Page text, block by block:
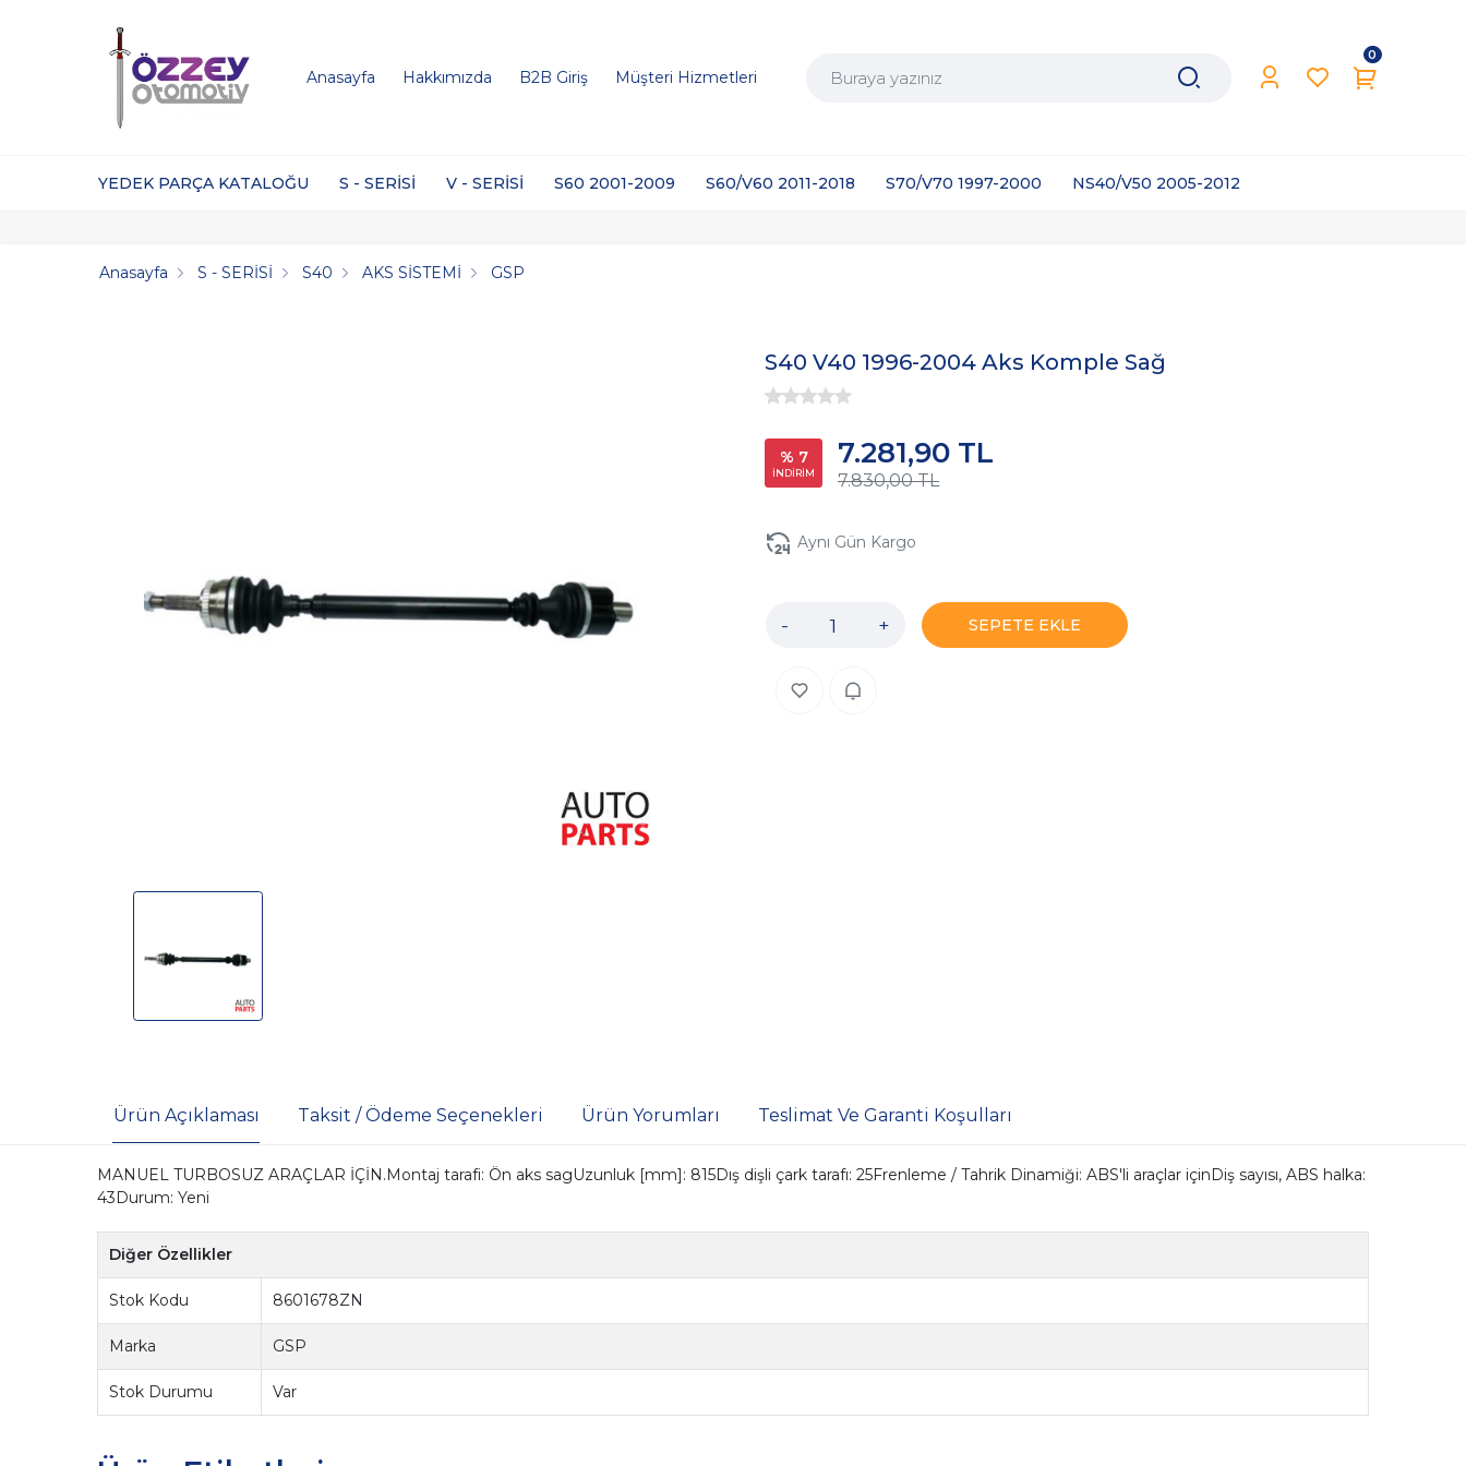
Anasayfa Hakkımızda B2B Giriş Müşteri Hizmetleri
0
YEDEK PARÇA KATALOĞU S - SERİSİ V - SERİSİ S60 2001-2009 S60/V60 2011-2018 S70/V70 1997-2000 NS40/V50 2005-2012
Anasayfa S - SERİSİ S40 AKS SİSTEMİ GSP
S40 V40 1996-2004 Aks Komple Sağ
% 7
İNDİRİM 7.830,00 TL
7.281,90 TL
Aynı Gün Kargo
- + SEPETE EKLE
Ürün Açıklaması Taksit / Ödeme Seçenekleri Ürün Yorumları Teslimat Ve Garanti Koşulları
MANUEL TURBOSUZ ARAÇLAR İÇİN.Montaj tarafi: Ön aks sagUzunluk [mm]: 815Dış dişli çark tarafı: 25Frenleme / Tahrik Dinamiği: ABS'li araçlar içinDiş sayısı, ABS halka:
43Durum: Yeni
Diğer Özellikler
Stok Kodu 8601678ZN
Marka GSP
Stok Durumu Var